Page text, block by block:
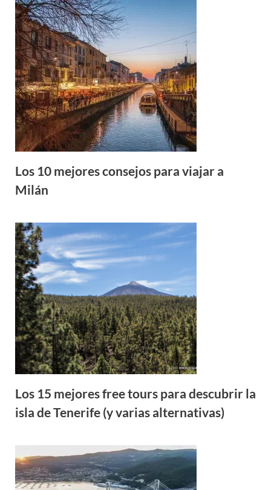
Los 10 mejores consejos para viajar a
Milán
Los 15 mejores free tours para descubrir la
isla de Tenerife (y varias alternativas)